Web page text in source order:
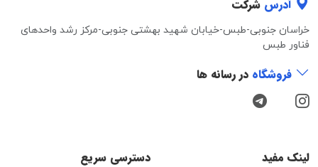
آدرس شرکت
خراسان جنوبی-طبس-خیابان شهید بهشتی جنوبی-مرکز رشد واحدهای
فناور طبس
فروشگاه در رسانه ها
لینک مفید دسترسی سریع